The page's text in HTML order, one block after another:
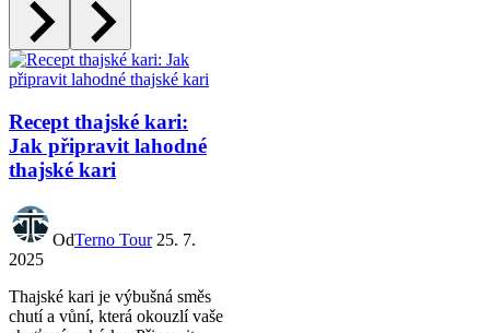
Recept thajské kari:
Jak připravit lahodné
thajské kari
OdTerno Tour 25. 7.
2025
Thajské kari je výbušná směs
chutí a vůní, která okouzlí vaše